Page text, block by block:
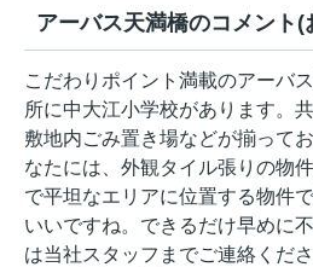
アーバス天満橋のコメント(
こだわりポイント満載のアーバ
所に中大江小学校があります。
敷地内ごみ置き場などが揃って
なたには、外観タイル張りの物
で平坦なエリアに位置する物件
いいですね。できるだけ早めに
は当社スタッフまでご連絡くだ